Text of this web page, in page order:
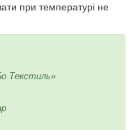
при температурі не
Текстиль»